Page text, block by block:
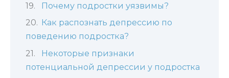
Почему подростки уязвимы?
Как распознать депрессию по
поведению подростка?
Некоторые признаки
потенциальной депрессии у подростка